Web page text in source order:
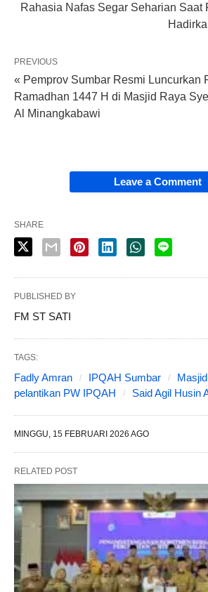
Rahasia Nafas Segar Seharian Saat
PREVIOUS
« Pemprov Sumbar Resmi Luncurkan
Ramadhan 1447 H di Masjid Raya
Al Minangkabawi
Leave a Comment
SHARE
PUBLISHED BY
FM ST SATI
TAGS:
Fadly Amran IPQAH Sumbar
pelantikan PW IPQAH
Said Agil Husin
MINGGU, 15 FEBRUARI 2026 AGO
RELATED POST